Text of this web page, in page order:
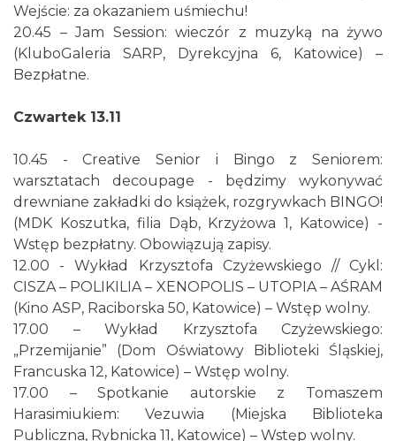
Dzień Kartofla w chorzowskim skansenie
Chorzów
2026-09-20
4.81 km
O zbożach, chlebie i ziołach
Chorzów
2026-08-23
4.81 km
Śląsko Wilijo
Wejście: za okazaniem uśmiechu!
20.45 – Jam Session: wieczór z muzyką na żywo
(KluboGaleria SARP, Dyrekcyjna 6, Katowice) –
Bezpłatne.
Czwartek 13.11
10.45 - Creative Senior i Bingo z Seniorem:
warsztatach decoupage - będzimy wykonywać
drewniane zakładki do książek, rozgrywkach BINGO!
(MDK Koszutka, filia Dąb, Krzyżowa 1, Katowice) -
Wstęp bezpłatny. Obowiązują zapisy.
12.00 - Wykład Krzysztofa Czyżewskiego // Cykl:
CISZA – POLIKILIA – XENOPOLIS – UTOPIA – AŚRAM
(Kino ASP, Raciborska 50, Katowice) – Wstęp wolny.
17.00 – Wykład Krzysztofa Czyżewskiego:
„Przemijanie” (Dom Oświatowy Biblioteki Śląskiej,
Francuska 12, Katowice) – Wstęp wolny.
17.00 – Spotkanie autorskie z Tomaszem
Harasimiukiem: Vezuwia (Miejska Biblioteka
Publiczna, Rybnicka 11, Katowice) – Wstęp wolny.